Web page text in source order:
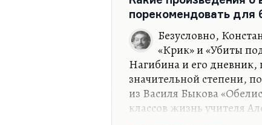
на эти фотографии
порекомендовать для
Безусловно,
«Крик» и «Убиты
Нагибина и его дневник,
значительной степени,
из Василя Быкова
классов жизнь учителя